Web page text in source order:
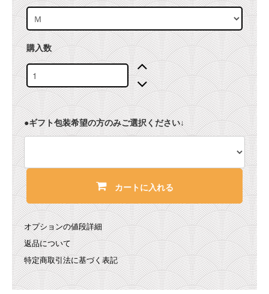
購入数
●ギフト包装希望の方のみご選択ください↓
カートに入れる
オプションの値段詳細
返品について
特定商取引法に基づく表記